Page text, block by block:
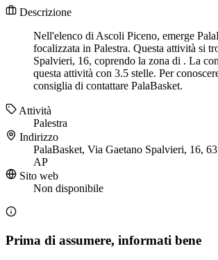
Descrizione
Nell'elenco di Ascoli Piceno, emerge
focalizzata in Palestra. Questa attività si
Spalvieri, 16, coprendo la zona di . La
questa attività con 3.5 stelle. Per
consiglia di contattare PalaBasket.
Attività
Palestra
Indirizzo
PalaBasket, Via Gaetano Spalvieri, 16,
AP
Sito web
Non disponibile
Prima di assumere, informati bene